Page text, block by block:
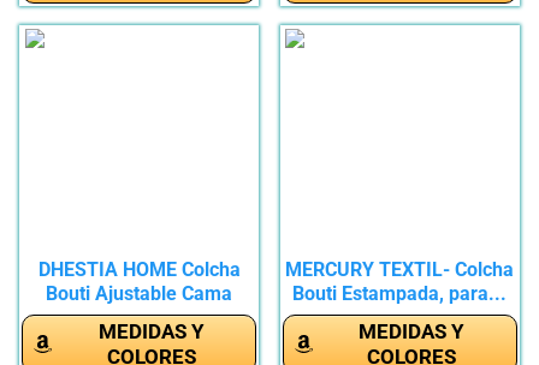
DHESTIA HOME Colcha
Bouti Ajustable Cama
Nido...
MEDIDAS Y
COLORES
MERCURY TEXTIL- Colcha
Bouti Estampada, para...
MEDIDAS Y
COLORES